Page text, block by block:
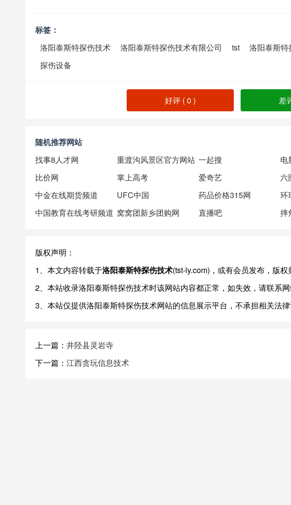
标签：
洛阳泰斯特探伤技术
洛阳泰斯特探伤技术有限公司 tst 洛阳泰斯特
探伤设备
好评 (0 ) 差
随机推荐网站
找事8人才网
重渡沟风景区官方网站 一起搜 电
比价网
掌上高考 爱奇艺 六
中金在线期货频道
UFC中国 药品价格315网 环
中国教育在线考研频道 窝窝团新乡团购网 直播吧 摔
版权声明：
1、本文内容转载于洛阳泰斯特探伤技术(tst-ly.com)，或有会员发布，版权
2、本站收录洛阳泰斯特探伤技术时该网站内容都正常，如失效，请联系网
3、本站仅提供洛阳泰斯特探伤技术网站的信息展示平台，不承担相关法律
上一篇： 井陉县灵岩寺
下一篇： 江西贪玩信息技术